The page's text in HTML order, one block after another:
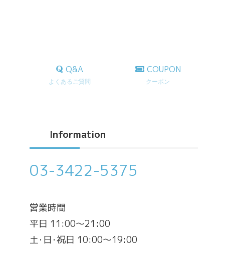
Q&A
よくあるご質問
COUPON
クーポン
Information
03-3422-5375
営業時間
平日 11:00～21:00
土･日･祝日 10:00～19:00